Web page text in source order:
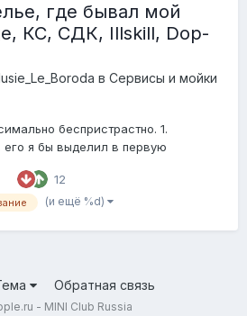
где бывал мой
КС, СДК, Illskill, Dop-
в Сервисы и мойки
беспристрастно. 1.
я бы выделил в первую
но всякие мелочи
амортизатора и прочих
12
(и ещё %d)
Обратная связь
- MINI Club Russia